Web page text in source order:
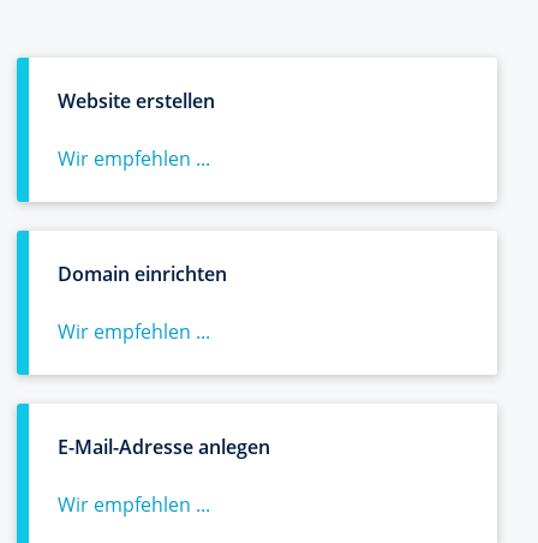
Website erstellen
Wir empfehlen ...
Domain einrichten
Wir empfehlen ...
E-Mail-Adresse anlegen
Wir empfehlen ...